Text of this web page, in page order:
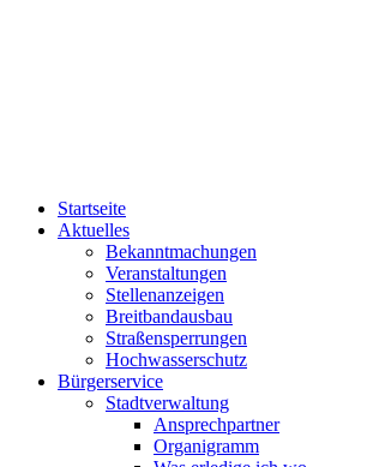
Startseite
Aktuelles
Bekanntmachungen
Veranstaltungen
Stellenanzeigen
Breitbandausbau
Straßensperrungen
Hochwasserschutz
Bürgerservice
Stadtverwaltung
Ansprechpartner
Organigramm